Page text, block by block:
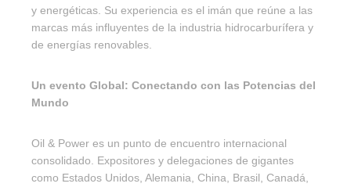
y energéticas. Su experiencia es el imán que reúne a las
marcas más influyentes de la industria hidrocarburífera y
de energías renovables.
Un evento Global: Conectando con las Potencias del
Mundo
Oil & Power es un punto de encuentro internacional
consolidado. Expositores y delegaciones de gigantes
como Estados Unidos, Alemania, China, Brasil, Canadá,